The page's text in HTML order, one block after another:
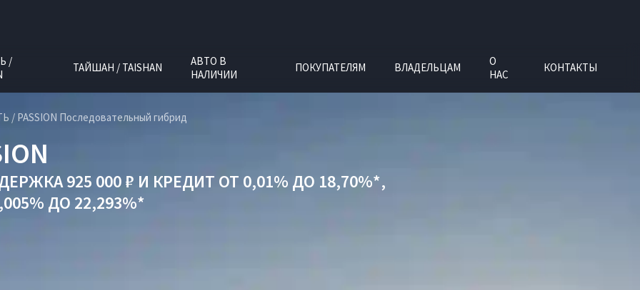
/
ТАЙШАН / TAISHAN
АВТО В
НАЛИЧИИ
ПОКУПАТЕЛЯМ ВЛАДЕЛЬЦАМ
О
НАС
КОНТАКТЫ
/ PASSION Последовательный гибрид
925 000 ₽ И КРЕДИТ ОТ 0,01% ДО 18,70%*,
ДО 22,293%*